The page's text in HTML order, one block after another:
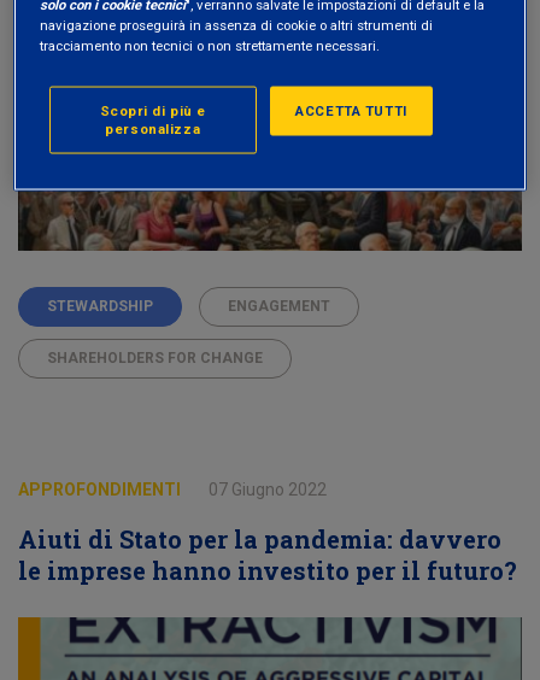
STEWARDSHIP ENGAGEMENT
SHAREHOLDERS FOR CHANGE
APPROFONDIMENTI 07 Giugno 2022
Aiuti di Stato per la pandemia: davvero
le imprese hanno investito per il futuro?
solo con i cookie tecnici", verranno salvate le impostazioni di default e la
navigazione proseguirà in assenza di cookie o altri strumenti di
tracciamento non tecnici o non strettamente necessari.
ACCETTA TUTTI
Scopri di più e
personalizza